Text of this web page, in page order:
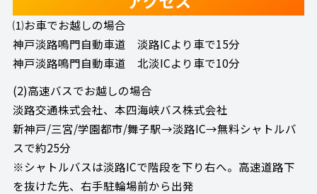
⑴お車でお越しの場合
神戸淡路鳴門自動車道 淡路ICより車で15分
神戸淡路鳴門自動車道 北淡ICより車で10分
(2)高速バスでお越しの場合
淡路交通株式会社、本四海峡バス株式会社
新神戸/三宮/学園都市/舞子駅→淡路IC→無料シャトルバ
スで約25分
※シャトルバスは淡路ICで階段を下り右へ。高速道路下
を抜けた先、右手駐輪場前から出発